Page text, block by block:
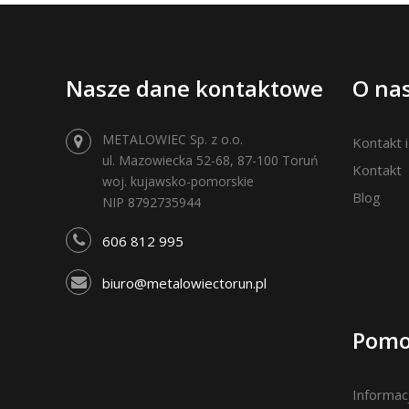
Nasze dane kontaktowe
606 812 995
biuro@metalowiectorun.pl
METALOWIEC Sp. z o.o.
ul. Mazowiecka 52-68, 87-100 Toruń
woj. kujawsko-pomorskie
NIP 8792735944
Linki
O
Kontakt
Kontakt
Blog